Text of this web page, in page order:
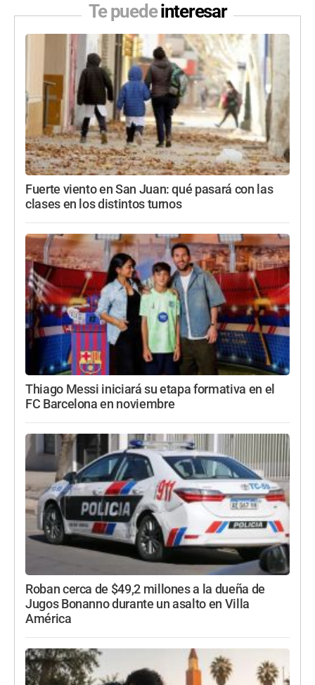
Te puedeinteresar
Fuerte viento en San Juan: qué pasará con las
clases en los distintos turnos
Thiago Messi iniciará su etapa formativa en el
FC Barcelona en noviembre
Roban cerca de $49,2 millones a la dueña de
Jugos Bonanno durante un asalto en Villa
América